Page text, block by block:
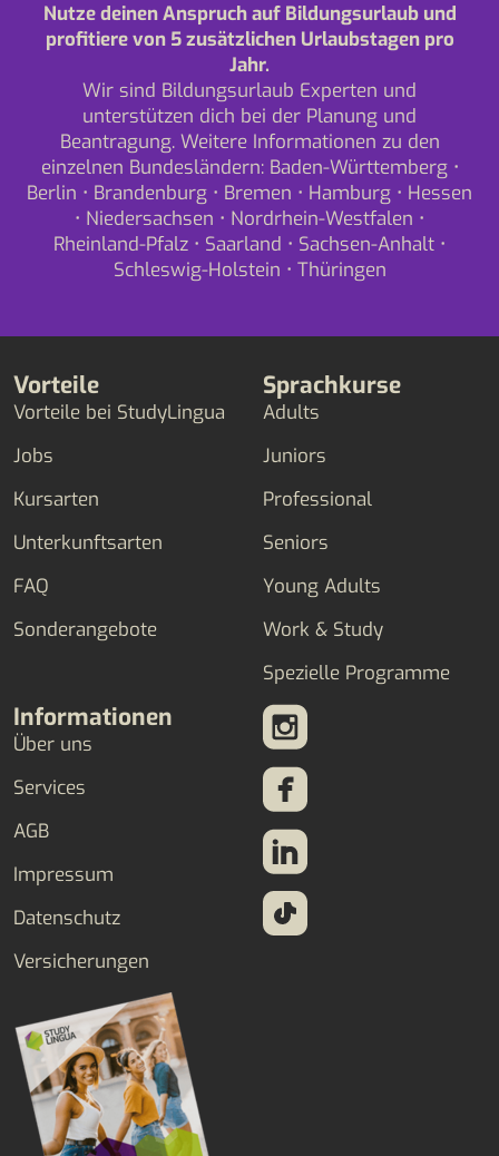
Nutze deinen Anspruch auf Bildungsurlaub und
profitiere von 5 zusätzlichen Urlaubstagen pro
Jahr.
Wir sind Bildungsurlaub Experten und
unterstützen dich bei der Planung und
Beantragung. Weitere Informationen zu den
einzelnen Bundesländern: Baden-Württemberg•
Berlin • Brandenburg • Bremen • Hamburg • Hessen
• Niedersachsen • Nordrhein-Westfalen •
Rheinland-Pfalz • Saarland • Sachsen-Anhalt •
Schleswig-Holstein • Thüringen
Vorteile
Vorteile bei StudyLingua
Jobs
Kursarten
Unterkunftsarten
FAQ
Sonderangebote
Sprachkurse
Adults
Juniors
Professional
Seniors
Young Adults
Work & Study
Spezielle Programme
Informationen
Über uns
Services
AGB
Impressum
Datenschutz
Versicherungen